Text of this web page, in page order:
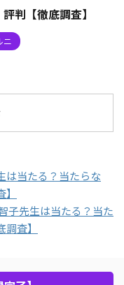
判【徹底調査】
ニ
は当たる？当たらな
子先生は当たる？当た
査】